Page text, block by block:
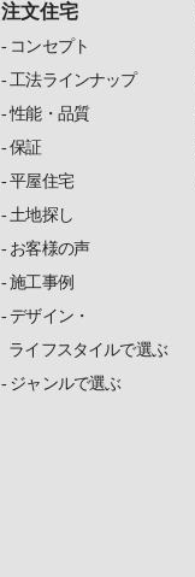
注文住宅
コンセプト
工法ラインナップ
性能・品質
保証
平屋住宅
土地探し
お客様の声
施工事例
デザイン・
ライフスタイルで選ぶ
ジャンルで選ぶ